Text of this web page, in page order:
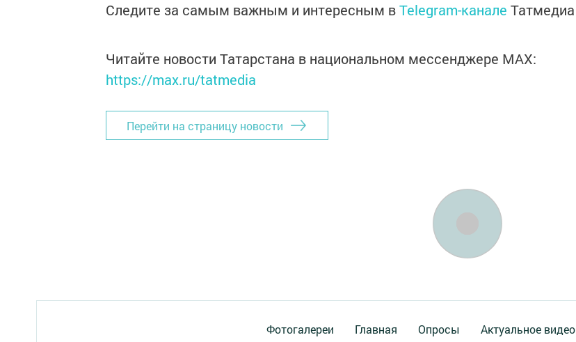
Следите за самым важным и интересным вTelegram-канале Татмедиа
Читайте новости Татарстана в национальном мессенджере MАХ:
https://max.ru/tatmedia
Перейти на страницу новости
Фотогалереи Главная Опросы Актуальное видео